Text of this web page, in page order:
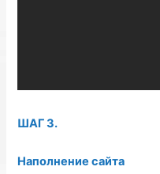
ШАГ 3.
Наполнение сайта